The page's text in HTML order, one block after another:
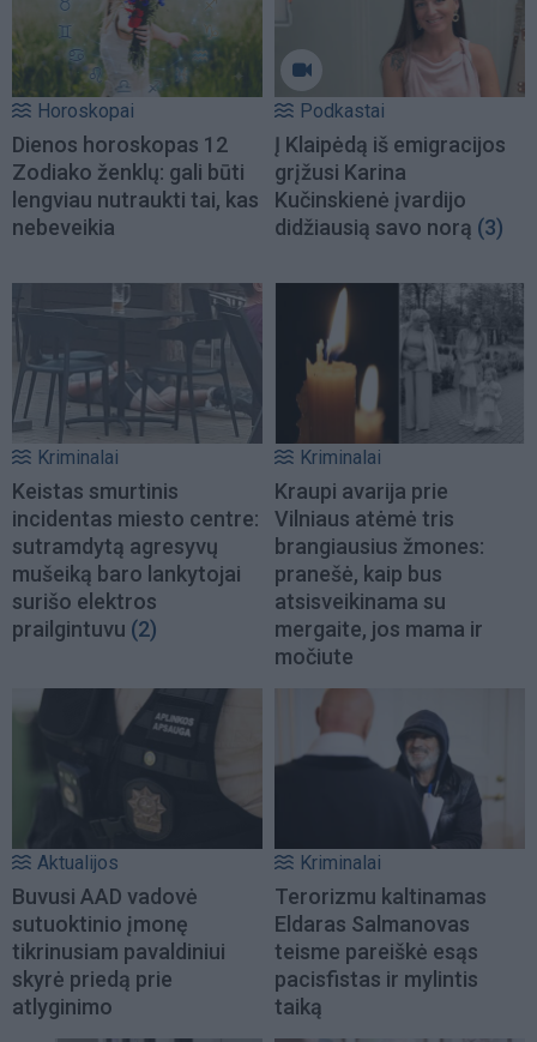
Horoskopai
Dienos horoskopas 12
Zodiako ženklų: gali būti
lengviau nutraukti tai, kas
nebeveikia
Podkastai
Į Klaipėdą iš emigracijos
grįžusi Karina
Kučinskienė įvardijo
didžiausią savo norą (3)
Kriminalai
Keistas smurtinis
incidentas miesto centre:
sutramdytą agresyvų
mušeiką baro lankytojai
surišo elektros
prailgintuvu (2)
Kriminalai
Kraupi avarija prie
Vilniaus atėmė tris
brangiausius žmones:
pranešė, kaip bus
atsisveikinama su
mergaite, jos mama ir
močiute
Aktualijos
Buvusi AAD vadovė
sutuoktinio įmonę
tikrinusiam pavaldiniui
skyrė priedą prie
atlyginimo
Kriminalai
Terorizmu kaltinamas
Eldaras Salmanovas
teisme pareiškė esąs
pacisfistas ir mylintis
taiką